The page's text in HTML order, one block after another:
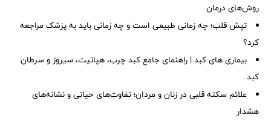
روش‌های درمان
تپش قلب؛ چه زمانی طبیعی است و چه زمانی باید به پزشک مراجعه
کرد؟
بیماری های کبد | راهنمای جامع کبد چرب، هپاتیت، سیروز و سرطان
کبد
علائم سکته قلبی در زنان و مردان؛ تفاوت‌های حیاتی و نشانه‌های
هشدار